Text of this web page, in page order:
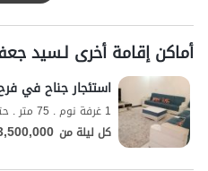
المنطقة المحيطة بفناء هذا
الطابق الرابع من نفس المبنى.
يحتوي فناء السكن على طاولة
المبنى ، كما يشترك الضيوف في
أماكن إقامة أخرى لـسید
1 غرفة نوم . 75 متر . حتى 2 ضيف
كل ليلة من